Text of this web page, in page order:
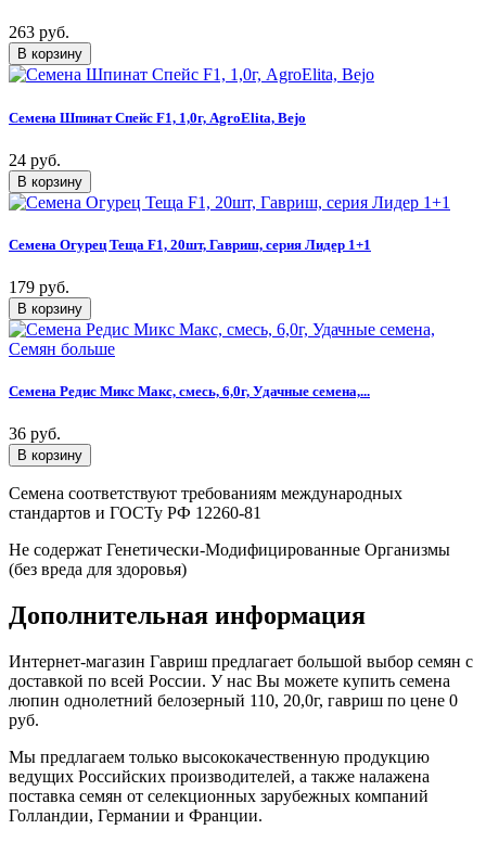
263 руб.
Семена Шпинат Спейс F1, 1,0г, AgroElita, Bejo
24 руб.
Семена Огурец Теща F1, 20шт, Гавриш, серия Лидер 1+1
179 руб.
Семена Редис Микс Макс, смесь, 6,0г, Удачные семена,...
36 руб.
Семена соответствуют требованиям международных
стандартов и ГОСТу РФ 12260-81
Не содержат Генетически-Модифицированные Организмы
(без вреда для здоровья)
Дополнительная информация
Интернет-магазин Гавриш предлагает большой выбор семян с
доставкой по всей России. У нас Вы можете купить семена
люпин однолетний белозерный 110, 20,0г, гавриш по цене 0
руб.
Мы предлагаем только высококачественную продукцию
ведущих Российских производителей, а также налажена
поставка семян от селекционных зарубежных компаний
Голландии, Германии и Франции.